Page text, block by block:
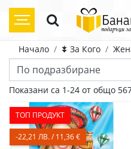
Начало ⯯ За Кого
Показани са 1-24 от общо
ТОП ПРОДУКТ
-22,21 ЛВ. / 11,36 €